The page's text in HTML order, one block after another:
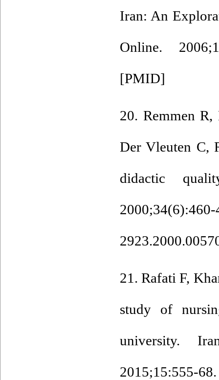
Iran: An
Online.
[PMID]
20. Remmen R,
Der Vleuten C,
didactic
21. Rafati F,
study of
university.
2015;15:555-68.